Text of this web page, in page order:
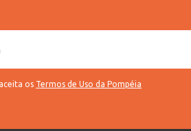
os Termos de Uso da Pompéia